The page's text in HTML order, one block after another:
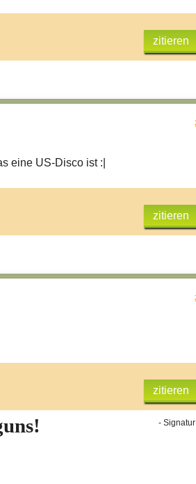
zitieren
eine US-Disco ist :|
zitieren
zitieren
-